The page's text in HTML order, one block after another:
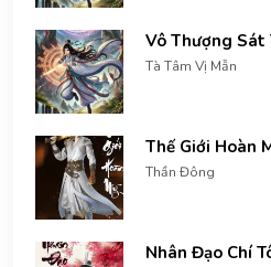
Vô Thượng Sát
Tà Tâm Vị Mẫn
Thế Giới Hoàn
Thần Đông
Nhân Đạo Chí